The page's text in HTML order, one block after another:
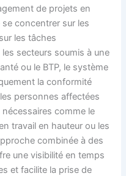
de projets en
concentrer sur les
les tâches
secteurs soumis à une
ou le BTP, le système
la conformité
personnes affectées
comme le
travail en hauteur ou les
combinée à des
une visibilité en temps
et facilite la prise de